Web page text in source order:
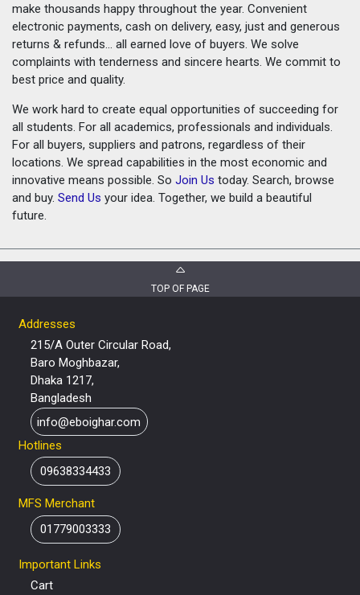
make thousands happy throughout the year. Convenient
electronic payments, cash on delivery, easy, just and generous
returns & refunds... all earned love of buyers. We solve
complaints with tenderness and sincere hearts. We commit to
best price and quality.
We work hard to create equal opportunities of succeeding for
all students. For all academics, professionals and individuals.
For all buyers, suppliers and patrons, regardless of their
locations. We spread capabilities in the most economic and
innovative means possible. So Join Us today. Search, browse
and buy. Send Us your idea. Together, we build a beautiful
future.
TOP OF PAGE
Addresses
215/A Outer Circular Road,
Baro Moghbazar,
Dhaka 1217,
Bangladesh
info@eboighar.com
Hotlines
09638334433
MFS Merchant
01779003333
Important Links
Cart